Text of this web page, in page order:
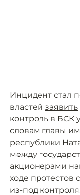
Инцидент стал
властей заявить
контроль в БСК
словам главы
республики
между
акционерами
ходе протестов
из-под